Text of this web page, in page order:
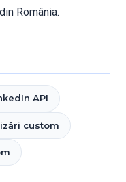
România.
API
custom